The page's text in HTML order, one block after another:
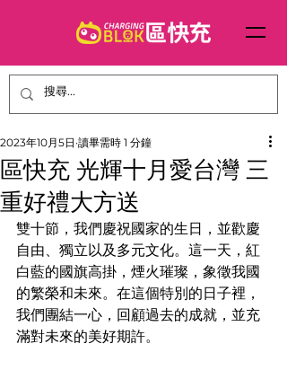
區快充 光輝十月愛台灣 三
重好禮大方送
2023年10月5日 讀畢需時 1 分鐘
雙十節，我們慶祝國家的生日，並歡慶
自由、獨立以及多元文化。這一天，紅
白藍的國旗高掛，煙火璀璨，象徵我國
的繁榮和未來。在這個特別的日子裡，
我們團結一心，回顧過去的成就，並充
滿對未來的美好期許。​